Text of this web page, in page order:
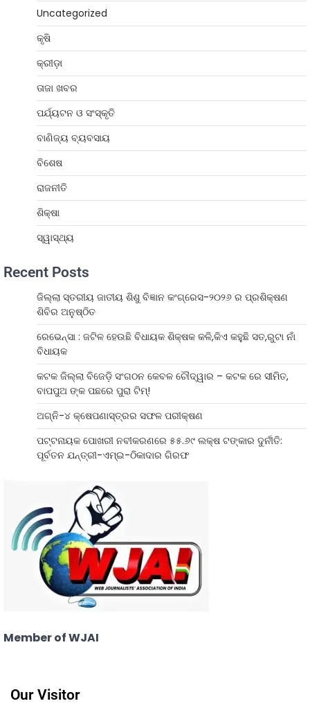
Uncategorized
କୃଷି
କ୍ରୀଡ଼ା
ତାଜା ଖବର
ପର୍ଯ୍ୟଟନ ଓ ସଂସ୍କୃତି
ବାଣିଜ୍ୟ ବ୍ୟବସାୟ
ବିଶେଷ
ରାଜନୀତି
ଶିକ୍ଷା
ସ୍ୱାସ୍ଥ୍ୟ
Recent Posts
ଜିଲ୍ଲା ସ୍ତରୀୟ ଜାତୀୟ ଶିଶୁ ବିଜ୍ଞାନ କଂଗ୍ରେସ-୨୦୨୬ ର ପ୍ରଶିକ୍ଷଣ
ଶିବିର ଅନୁଷ୍ଠିତ
ରେଭେନ୍ସା : ଜଟିଳ ହେଉଛି ବିଧାୟକ ଶିକ୍ଷକ କଳି,କିଏ କହୁଛି ସତ,ରୁଟା ନାଁ
ବିଧାୟକ
କଟକ ଜିଲ୍ଲା ବିଜେଡ଼ି ସଂଗଠନ କେବଳ ଚୌଦ୍ୱାର – କଟକ ରେ ସୀମିତ,
ବାପପୁଅ ଙ୍କ ପଛରେ ପୁରା ଟିମ୍!
ଅଗ୍ନି-୪ କ୍ଷେପଣାସ୍ତ୍ରର ସଫଳ ପରୀକ୍ଷଣ
ପଟ୍ଟନାୟକ ପୋଖରୀ ନବୀକରଣରେ ୫୫.୬୯ ଲକ୍ଷ ଟଙ୍କାର ଦୁର୍ନୀତି:
ପୂର୍ବତନ ଯନ୍ତ୍ରୀ-ଏମ୍‌ଇ-ଠିକାଦାର ଗିରଫ
Member of WJAI
Our Visitor